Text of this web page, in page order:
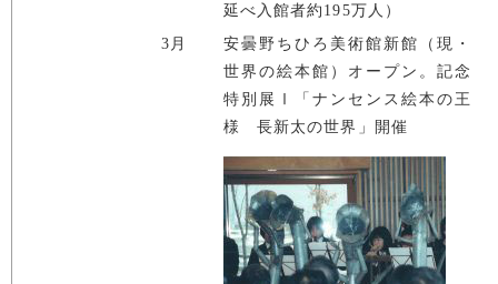
延べ入館者約195万人）
3月
安曇野ちひろ美術館新館（現・
世界の絵本館）オープン。記念
特別展Ⅰ「ナンセンス絵本の王
様 長新太の世界」開催